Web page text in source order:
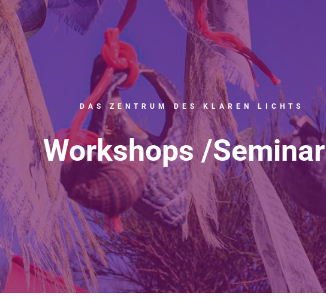
DAS ZENTRUM DES KLAREN LICHTS
Workshops /